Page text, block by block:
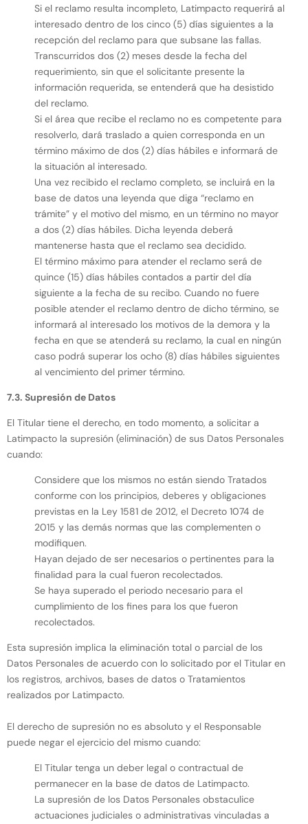
Si el reclamo resulta incompleto, Latimpacto requerirá al
interesado dentro de los cinco (5) días siguientes a la
recepción del reclamo para que subsane las fallas.
Transcurridos dos (2) meses desde la fecha del
requerimiento, sin que el solicitante presente la
información requerida, se entenderá que ha desistido
del reclamo.
Si el área que recibe el reclamo no es competente para
resolverlo, dará traslado a quien corresponda en un
término máximo de dos (2) días hábiles e informará de
la situación al interesado.
Una vez recibido el reclamo completo, se incluirá en la
base de datos una leyenda que diga “reclamo en
trámite” y el motivo del mismo, en un término no mayor
a dos (2) días hábiles. Dicha leyenda deberá
mantenerse hasta que el reclamo sea decidido.
El término máximo para atender el reclamo será de
quince (15) días hábiles contados a partir del día
siguiente a la fecha de su recibo. Cuando no fuere
posible atender el reclamo dentro de dicho término, se
informará al interesado los motivos de la demora y la
fecha en que se atenderá su reclamo, la cual en ningún
caso podrá superar los ocho (8) días hábiles siguientes
al vencimiento del primer término.
7.3. Supresión de Datos
El Titular tiene el derecho, en todo momento, a solicitar a
Latimpacto la supresión (eliminación) de sus Datos Personales
cuando:
Considere que los mismos no están siendo Tratados
conforme con los principios, deberes y obligaciones
previstas en la Ley 1581 de 2012, el Decreto 1074 de
2015 y las demás normas que las complementen o
modifiquen.
Hayan dejado de ser necesarios o pertinentes para la
finalidad para la cual fueron recolectados.
Se haya superado el periodo necesario para el
cumplimiento de los fines para los que fueron
recolectados.
Esta supresión implica la eliminación total o parcial de los
Datos Personales de acuerdo con lo solicitado por el Titular en
los registros, archivos, bases de datos o Tratamientos
realizados por Latimpacto.
El derecho de supresión no es absoluto y el Responsable
puede negar el ejercicio del mismo cuando:
El Titular tenga un deber legal o contractual de
permanecer en la base de datos de Latimpacto.
La supresión de los Datos Personales obstaculice
actuaciones judiciales o administrativas vinculadas a